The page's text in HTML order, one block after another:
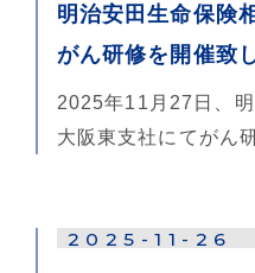
明治安田生命保険
がん研修を開催致
2025年11月27日、
大阪東支社にてがん
2025-11-26